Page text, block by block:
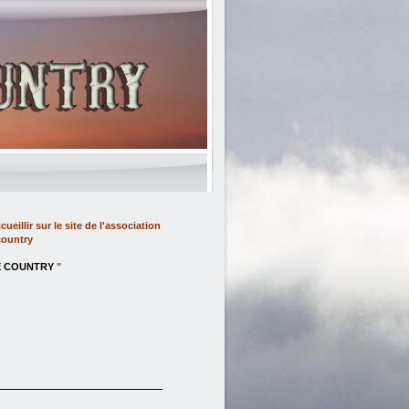
sur le site de l'association
COUNTRY"